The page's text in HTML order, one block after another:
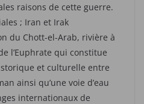
raisons de cette guerre.
; Iran et Irak
du Chott-el-Arab, rivière à
l’Euphrate qui constitue
et culturelle entre
ainsi qu’une voie d’eau
internationaux de